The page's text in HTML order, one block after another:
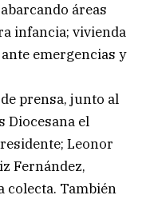
áreas
infancia; vivienda
emergencias y
prensa, junto al
Diocesana el
Leonor
Fernández,
colecta. También